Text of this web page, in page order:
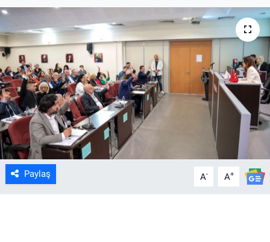
Paylaş A- A+